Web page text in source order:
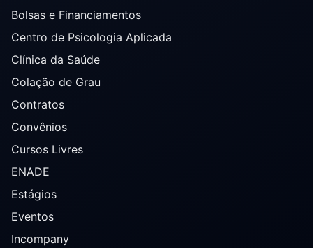
Bolsas e Financiamentos
Centro de Psicologia Aplicada
Clínica da Saúde
Colação de Grau
Contratos
Convênios
Cursos Livres
ENADE
Estágios
Eventos
Incompany